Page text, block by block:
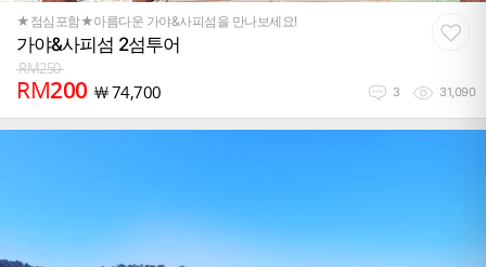
★점심포함★아름다운 가야&사피섬을 만나보세요!
가야&사피섬 2섬투어
RM250
RM200 ￦74,700 3 31,090